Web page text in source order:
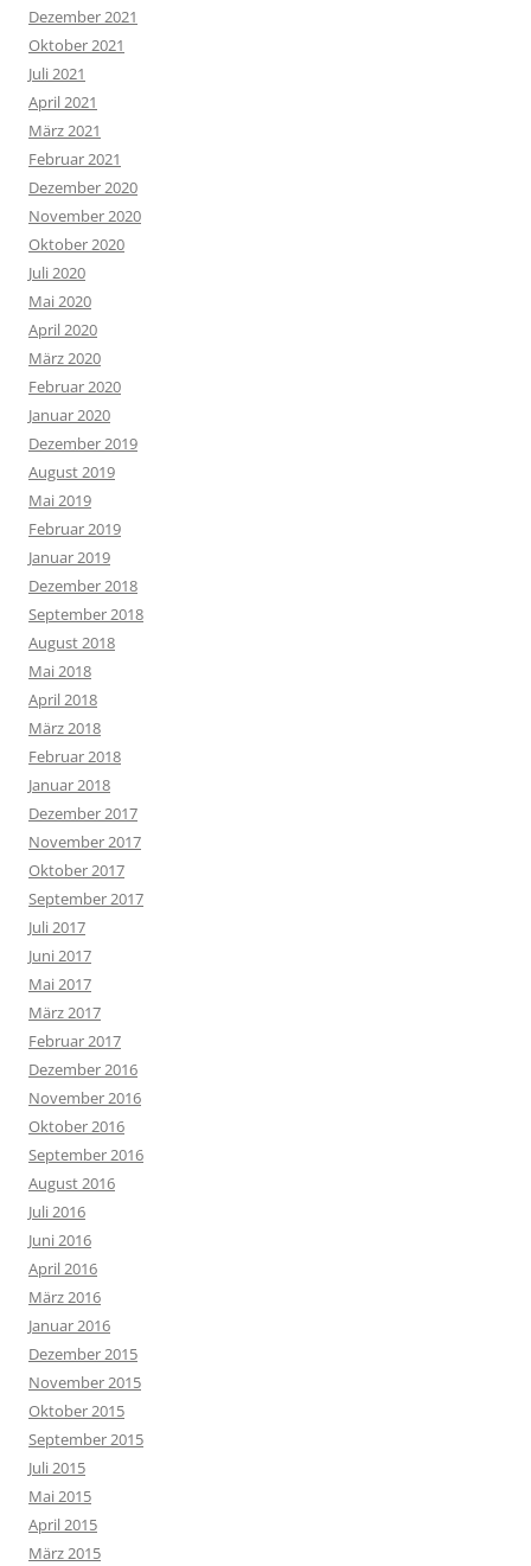
Dezember 2021
Oktober 2021
Juli 2021
April 2021
März 2021
Februar 2021
Dezember 2020
November 2020
Oktober 2020
Juli 2020
Mai 2020
April 2020
März 2020
Februar 2020
Januar 2020
Dezember 2019
August 2019
Mai 2019
Februar 2019
Januar 2019
Dezember 2018
September 2018
August 2018
Mai 2018
April 2018
März 2018
Februar 2018
Januar 2018
Dezember 2017
November 2017
Oktober 2017
September 2017
Juli 2017
Juni 2017
Mai 2017
März 2017
Februar 2017
Dezember 2016
November 2016
Oktober 2016
September 2016
August 2016
Juli 2016
Juni 2016
April 2016
März 2016
Januar 2016
Dezember 2015
November 2015
Oktober 2015
September 2015
Juli 2015
Mai 2015
April 2015
März 2015